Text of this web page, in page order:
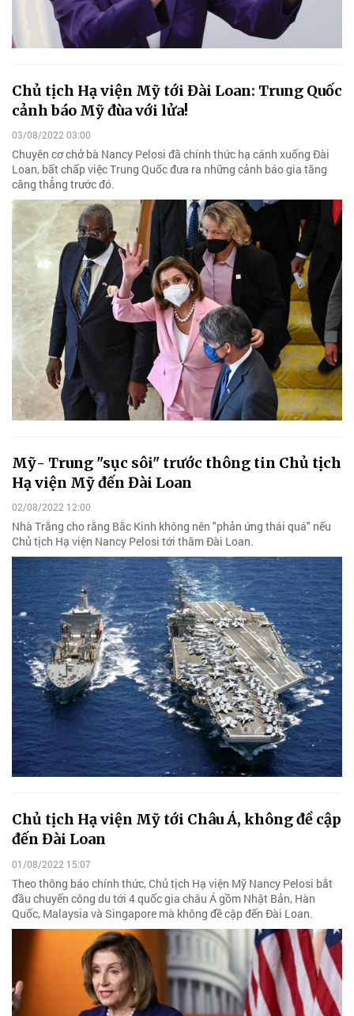
Chủ tịch Hạ viện Mỹ tới Đài Loan: Trung Quốc
cảnh báo Mỹ đùa với lửa!
03/08/2022 03:00
Chuyên cơ chở bà Nancy Pelosi đã chính thức hạ cánh xuống Đài
Loan, bất chấp việc Trung Quốc đưa ra những cảnh báo gia tăng
căng thẳng trước đó.
Mỹ- Trung "sục sôi" trước thông tin Chủ tịch
Hạ viện Mỹ đến Đài Loan
02/08/2022 12:00
Nhà Trắng cho rằng Bắc Kinh không nên "phản ứng thái quá" nếu
Chủ tịch Hạ viện Nancy Pelosi tới thăm Đài Loan.
Chủ tịch Hạ viện Mỹ tới Châu Á, không đề cập
đến Đài Loan
01/08/2022 15:07
Theo thông báo chính thức, Chủ tịch Hạ viện Mỹ Nancy Pelosi bắt
đầu chuyến công du tới 4 quốc gia châu Á gồm Nhật Bản, Hàn
Quốc, Malaysia và Singapore mà không đề cập đến Đài Loan.